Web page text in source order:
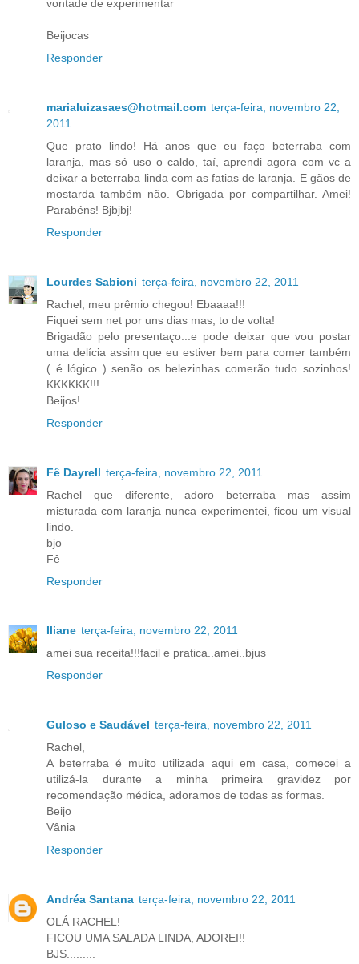
vontade de experimentar
Beijocas
Responder
marialuizasaes@hotmail.com terça-feira, novembro 22,
2011
Que prato lindo! Há anos que eu faço beterraba com
laranja, mas só uso o caldo, taí, aprendi agora com vc a
deixar a beterraba linda com as fatias de laranja. E gãos de
mostarda também não. Obrigada por compartilhar. Amei!
Parabéns! Bjbjbj!
Responder
Lourdes Sabioni terça-feira, novembro 22, 2011
Rachel, meu prêmio chegou! Ebaaaa!!!
Fiquei sem net por uns dias mas, to de volta!
Brigadão pelo presentaço...e pode deixar que vou postar
uma delícia assim que eu estiver bem para comer também
( é lógico ) senão os belezinhas comerão tudo sozinhos!
KKKKKK!!!
Beijos!
Responder
Fê Dayrell terça-feira, novembro 22, 2011
Rachel que diferente, adoro beterraba mas assim
misturada com laranja nunca experimentei, ficou um visual
lindo.
bjo
Fê
Responder
Iliane terça-feira, novembro 22, 2011
amei sua receita!!!facil e pratica..amei..bjus
Responder
Guloso e Saudável terça-feira, novembro 22, 2011
Rachel,
A beterraba é muito utilizada aqui em casa, comecei a
utilizá-la durante a minha primeira gravidez por
recomendação médica, adoramos de todas as formas.
Beijo
Vânia
Responder
Andréa Santana terça-feira, novembro 22, 2011
OLÁ RACHEL!
FICOU UMA SALADA LINDA, ADOREI!!
BJS.........